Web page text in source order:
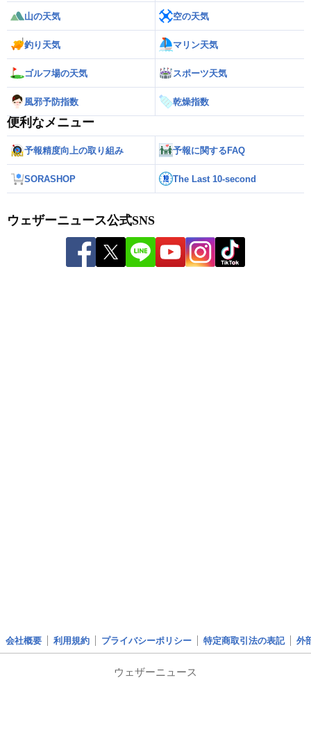
山の天気 空の天気
釣り天気 マリン天気
ゴルフ場の天気 スポーツ天気
風邪予防指数 乾燥指数
便利なメニュー
予報精度向上の取り組み 予報に関するFAQ
SORASHOP The Last 10-second
ウェザーニュース公式SNS
会社概要 利用規約 プライバシーポリシー 特定商取引法の表記 外
ウェザーニュース